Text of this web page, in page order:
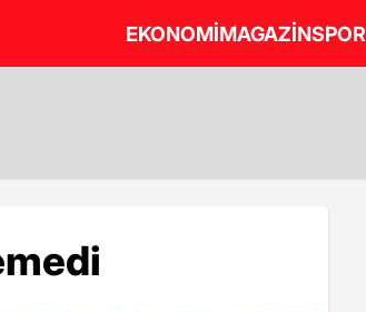
EKONOMİMAGAZİNSPOR